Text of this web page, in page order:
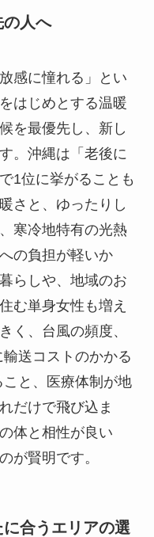
の人へ
感に憧れる」とい
はじめとする温暖
を最優先し、新し
。沖縄は「老後に
1位に挙がることも
さと、ゆったりし
寒冷地特有の光熱
の負担が軽いか
らしや、地域のお
む単身女性も増え
く、台風の頻度、
送コストのかかる
と、医療体制が地
だけで飛び込ま
体と相性が良い
が賢明です。
に合うエリアの選